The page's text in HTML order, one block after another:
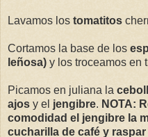
Lavamos los tomatitos
Cortamos la base de los
leñosa) y los troceamos en
Picamos en juliana la
ajos y el jengibre. NOTA:
comodidad el jengibre la
cucharilla de café y raspar